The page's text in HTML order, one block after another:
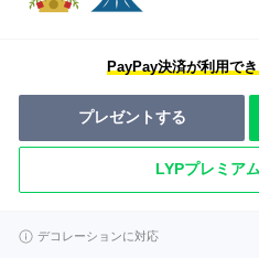
PayPay決済が利用で
プレゼントする
LYPプレミア
デコレーションに対応